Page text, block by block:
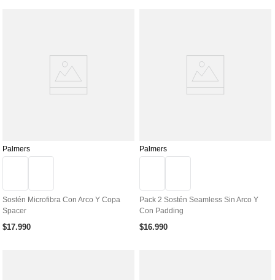
Palmers
Sostén Microfibra Con Arco Y Copa
Spacer
$17.990
Palmers
Pack 2 Sostén Seamless Sin Arco Y
Con Padding
$16.990